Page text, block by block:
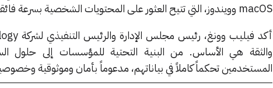
macOS وويندوز، التي تتيح العثور على المحتويات الشخصية بسرعة فائقة وبخصوصية محلية تامة.
والثقة هي الأساس. من البنية التحتية للمؤسسات إلى حلول
المستخدمين تحكماً كاملاً في بياناتهم، مدعوماً بأمان وموثوقية